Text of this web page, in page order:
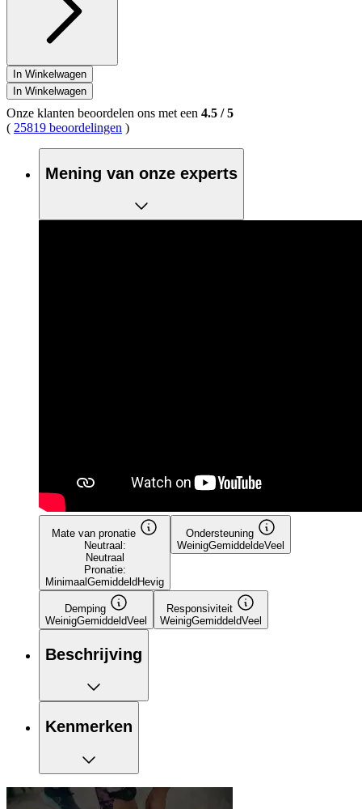
In Winkelwagen
In Winkelwagen
Onze klanten beoordelen ons met een 4.5 /5
( 25819 beoordelingen )
Mening van onze experts
Mate van pronatie
Neutraal:
Neutraal
Pronatie:
MinimaalGemiddeld Hevig
Ondersteuning
WeinigGemiddeldeVeel
Demping
WeinigGemiddeldVeel
Responsiviteit
WeinigGemiddeldVeel
Beschrijving
Kenmerken